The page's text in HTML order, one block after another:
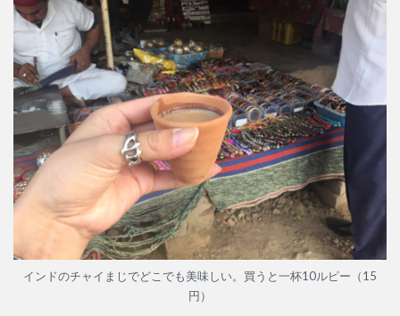
インドのチャイまじでどこでも美味しい。買うと一杯10ルピー（15
円）